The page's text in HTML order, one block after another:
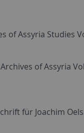
Assyria Studies
of Assyria
für Joachim